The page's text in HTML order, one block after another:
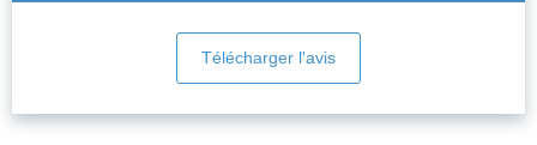
Télécharger l'avis